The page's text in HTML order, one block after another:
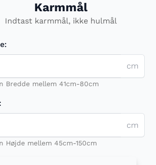
Karmmål
Indtast karmmål, ikke hulmål
cm
Bredde mellem 41cm-80cm
cm
Højde mellem 45cm-150cm